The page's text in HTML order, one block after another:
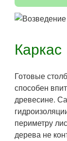
Каркас
Готовые
способен
древесине.
периметру
дерева не